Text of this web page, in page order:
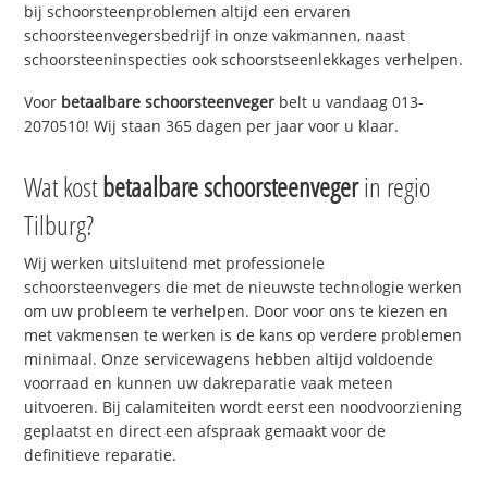
bij schoorsteenproblemen altijd een ervaren
schoorsteenvegersbedrijf in onze vakmannen, naast
schoorsteeninspecties ook schoorstseenlekkages verhelpen.
Voor betaalbare schoorsteenveger belt u vandaag 013-
2070510! Wij staan 365 dagen per jaar voor u klaar.
Wat kostbetaalbare schoorsteenvegerin regio
Tilburg?
Wij werken uitsluitend met professionele
schoorsteenvegers die met de nieuwste technologie werken
om uw probleem te verhelpen. Door voor ons te kiezen en
met vakmensen te werken is de kans op verdere problemen
minimaal. Onze servicewagens hebben altijd voldoende
voorraad en kunnen uw dakreparatie vaak meteen
uitvoeren. Bij calamiteiten wordt eerst een noodvoorziening
geplaatst en direct een afspraak gemaakt voor de
definitieve reparatie.